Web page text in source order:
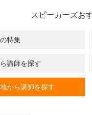
スピーカーズお
特集
講師を探す
から講師を探す